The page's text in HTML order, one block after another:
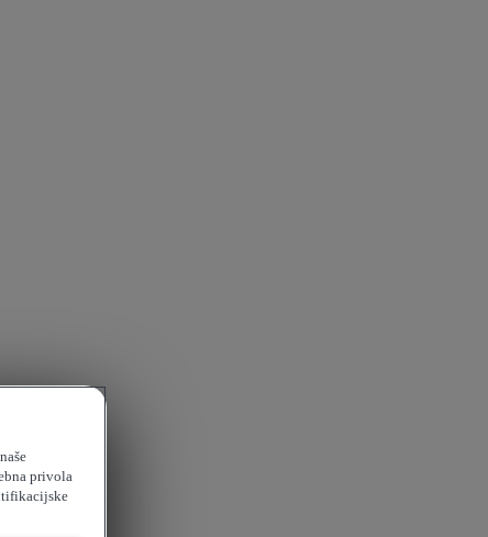
privola